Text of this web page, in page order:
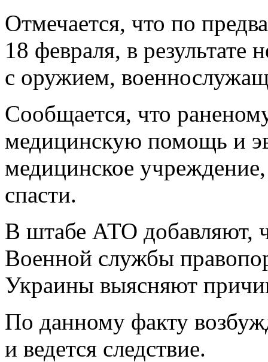
Отмечается, что по
18 февраля, в
с оружием,
Сообщается, что
медицинскую помощь и
медицинское
спасти.
В штабе АТО добавляют,
Военной службы
Украины выясняют
По данному факту
и ведется следствие.